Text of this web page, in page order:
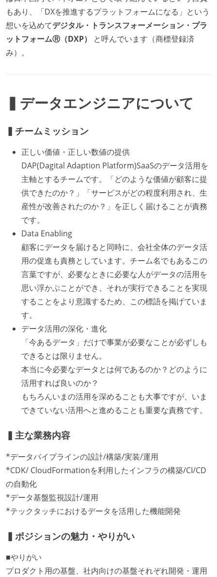
もあり、「DXを推進するプラットフォームになる」という
想いを込めてデジタル・トランスフォーメーション・プラ
ットフォームⓇ（DXP）
と呼んでいます（商標登録済
み）。
▍データエンジニアについて
▍チームミッション
正しい価値・正しい数値の提供
DAP(Dagital Adaption Platform)SaaSのデータ活用を
主軸とするチームです。「どのような価値が顧客に提
供できたのか？」「サービスがどの程度利用され、生
産性が改善されたのか？」を正しく届けることが責務
です。
Data Enabling
顧客にデータを届けると同時に、会社全体のデータ活
用の促進も責務としています。チーム名でもあるこの
言葉ですが、必要なときに必要な人がデータの活用を
思い浮かぶことができ、それが実行できることを実現
することをより意識するため、この標語を掲げていま
す。
データ活用の深化・進化
「今あるデータ」だけで事業が必要なことが必ずしも
できるとは限りません。
本当に今必要なデータとは何であるのか？どのように
活用すれば良いのか？
もちろんいまの活用を深めることも大事ですが、いま
できていない活用へと進めることも重要な責務です。
▍主な業務内容
*データパイプラインの設計/構築/実装/運用
*CDK/ CloudFormationを利用したインフラの構築/CI/CD
の自動化
*データ基盤監視設計/運用
*テックタッチにおけるデータを活用した機能開発
▍ポジションの魅力・やりがい
■やりがい
プロダクト用の基盤、社内向けの基盤それぞれ開発・運用